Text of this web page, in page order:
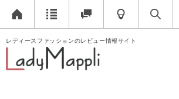
レディースファッションのレビュー情報サイト